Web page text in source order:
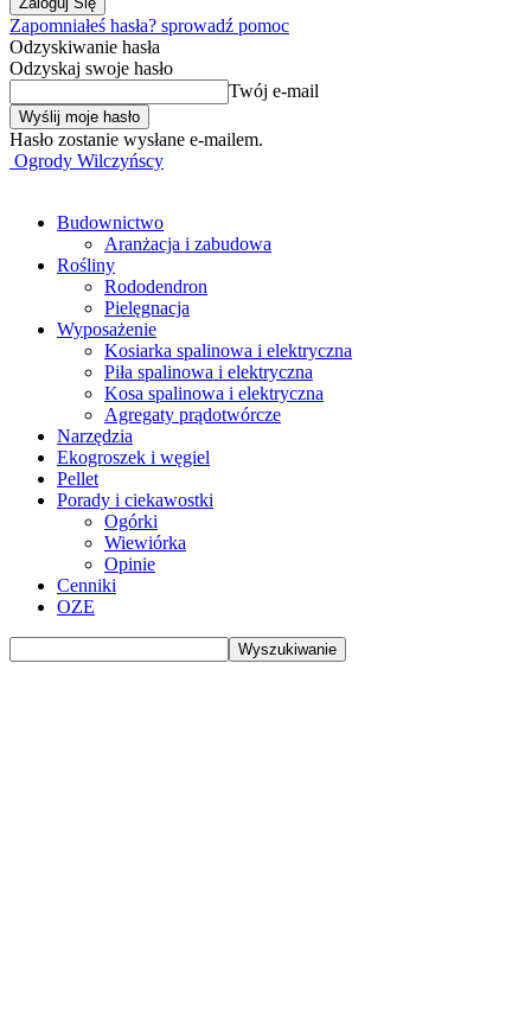
Zapomniałeś hasła? sprowadź pomoc
Odzyskiwanie hasła
Odzyskaj swoje hasło
Twój e-mail
Hasło zostanie wysłane e-mailem.
Ogrody Wilczyńscy
Budownictwo
Aranżacja i zabudowa
Rośliny
Rododendron
Pielęgnacja
Wyposażenie
Kosiarka spalinowa i elektryczna
Piła spalinowa i elektryczna
Kosa spalinowa i elektryczna
Agregaty prądotwórcze
Narzędzia
Ekogroszek i węgiel
Pellet
Porady i ciekawostki
Ogórki
Wiewiórka
Opinie
Cenniki
OZE